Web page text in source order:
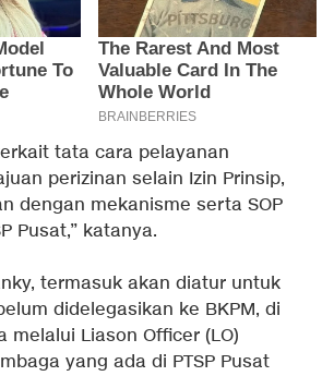
tata cara pelayanan
perizinan selain Izin Prinsip,
dengan mekanisme serta SOP
Pusat,” katanya.
termasuk akan diatur untuk
didelegasikan ke BKPM, di
melalui Liason Officer (LO)
yang ada di PTSP Pusat